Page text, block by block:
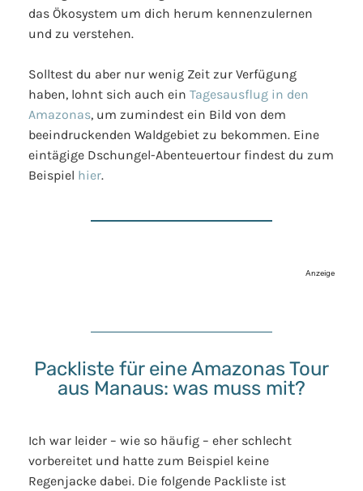
das Ökosystem um dich herum kennenzulernen
und zu verstehen.
Solltest du aber nur wenig Zeit zur Verfügung
haben, lohnt sich auch ein Tagesausflug in den
Amazonas, um zumindest ein Bild von dem
beeindruckenden Waldgebiet zu bekommen. Eine
eintägige Dschungel-Abenteuertour findest du zum
Beispiel hier.
Anzeige
Packliste für eine Amazonas Tour
aus Manaus: was muss mit?
Ich war leider – wie so häufig – eher schlecht
vorbereitet und hatte zum Beispiel keine
Regenjacke dabei. Die folgende Packliste ist